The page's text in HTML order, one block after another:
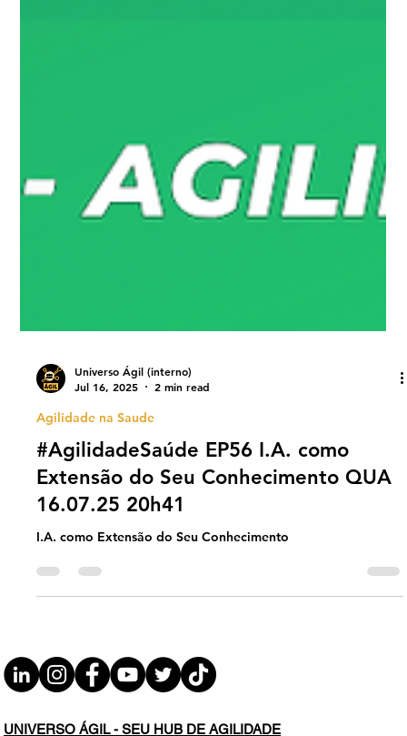
Jul 16, 2025
Agilidade na Saude
#AgilidadeSaúde EP56 I.A. como
Extensão do Seu Conhecimento QUA
16.07.25 20h41
I.A. como Extensão do Seu Conhecimento